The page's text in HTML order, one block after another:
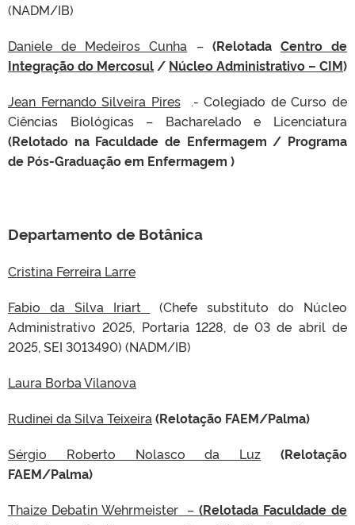
(NADM/IB)
Daniele de Medeiros Cunha – (Relotada Centro de
Integração do Mercosul / Núcleo Administrativo – CIM)
Jean Fernando Silveira Pires.- Colegiado de Curso de
Ciências Biológicas – Bacharelado e Licenciatura
(Relotado na Faculdade de Enfermagem / Programa
de Pós-Graduação em Enfermagem )
Departamento de Botânica
Cristina Ferreira Larre
Fabio da Silva Iriart
(Chefe substituto do Núcleo
Administrativo 2025, Portaria 1228, de 03 de abril de
2025, SEI 3013490) (NADM/IB)
Laura Borba Vilanova
Rudinei da Silva Teixeira (Relotação FAEM/Palma)
Sérgio Roberto Nolasco da Luz
(Relotação
FAEM/Palma)
Thaize Debatin Wehrmeister–(Relotada Faculdade de